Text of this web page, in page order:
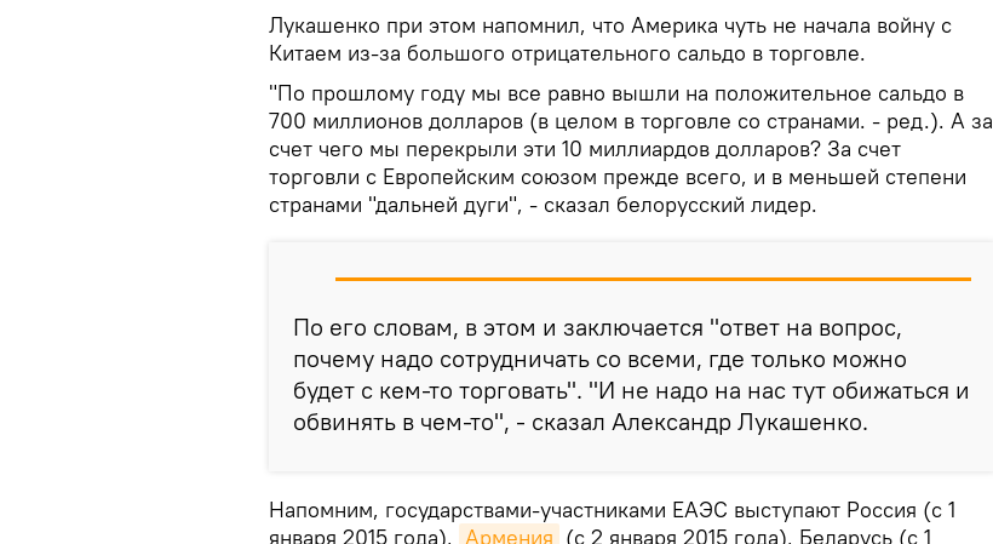
Лукашенко при этом напомнил, что Америка чуть не начала войну с
Китаем из-за большого отрицательного сальдо в торговле.
"По прошлому году мы все равно вышли на положительное сальдо в
700 миллионов долларов (в целом в торговле со странами. - ред.). А за
счет чего мы перекрыли эти 10 миллиардов долларов? За счет
торговли с Европейским союзом прежде всего, и в меньшей степени
странами "дальней дуги", - сказал белорусский лидер.
По его словам, в этом и заключается "ответ на вопрос,
почему надо сотрудничать со всеми, где только можно
будет с кем-то торговать". "И не надо на нас тут обижаться и
обвинять в чем-то", - сказал Александр Лукашенко.
Напомним, государствами-участниками ЕАЭС выступают Россия (с 1
января 2015 года), Армения (с 2 января 2015 года), Беларусь (с 1